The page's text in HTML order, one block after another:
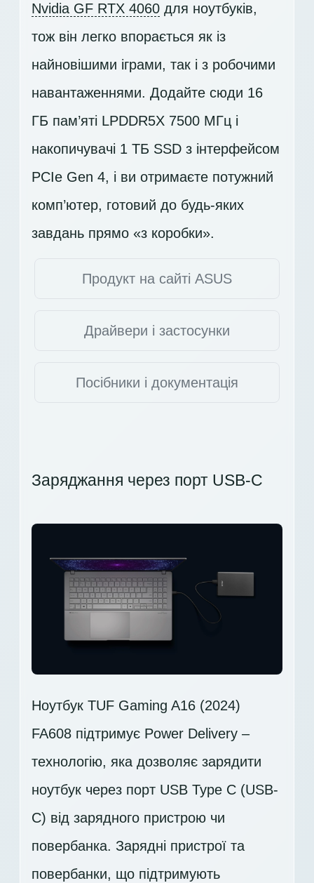
Nvidia GF RTX 4060 для ноутбуків,
тож він легко впорається як із
найновішими іграми, так і з робочими
навантаженнями. Додайте сюди 16
ГБ пам’яті LPDDR5X 7500 МГц і
накопичувачі 1 ТБ SSD з інтерфейсом
PCIe Gen 4, і ви отримаєте потужний
комп’ютер, готовий до будь-яких
завдань прямо «з коробки».
Продукт на сайті ASUS
Драйвери і застосунки
Посібники і документація
Заряджання через порт USB-C
Ноутбук TUF Gaming A16 (2024)
FA608 підтримує Power Delivery –
технологію, яка дозволяє зарядити
ноутбук через порт USB Type C (USB-
C) від зарядного пристрою чи
повербанка. Зарядні пристрої та
повербанки, що підтримують